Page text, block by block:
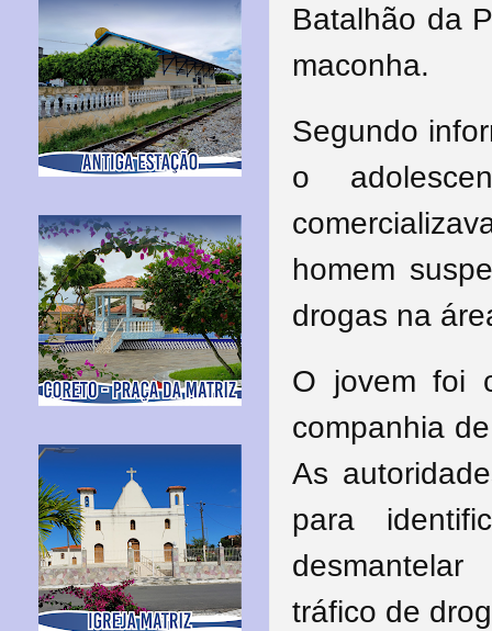
Batalhão da
maconha.
Segundo
o
homem
drogas na
O jovem foi
companhia
As
para
tráfico de